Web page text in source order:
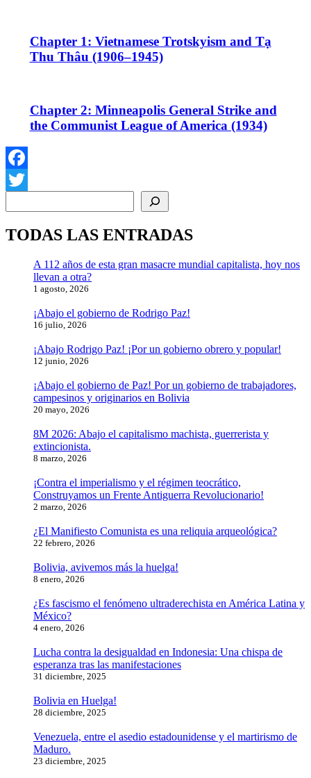
Chapter 1: Vietnamese Trotskyism and Tạ
Thu Thâu (1906–1945)
Chapter 2: Minneapolis General Strike and
the Communist League of America (1934)
Facebook
TODAS LAS ENTRADAS
A 112 años de esta gran masacre mundial capitalista, hoy nos
llevan a otra?
1 agosto, 2026
¡Abajo el gobierno de Rodrigo Paz!
16 julio, 2026
¡Abajo Rodrigo Paz! ¡Por un gobierno obrero y popular!
12 junio, 2026
¡Abajo el gobierno de Paz! Por un gobierno de trabajadores,
campesinos y originarios en Bolivia
20 mayo, 2026
8M 2026: Abajo el capitalismo machista, guerrerista y
extincionista.
8 marzo, 2026
¡Contra el imperialismo y el régimen teocrático,
Construyamos un Frente Antiguerra Revolucionario!
2 marzo, 2026
¿El Manifiesto Comunista es una reliquia arqueológica?
22 febrero, 2026
Bolivia, avivemos más la huelga!
8 enero, 2026
¿Es fascismo el fenómeno ultraderechista en América Latina y
México?
4 enero, 2026
Lucha contra la desigualdad en Indonesia: Una chispa de
esperanza tras las manifestaciones
31 diciembre, 2025
Bolivia en Huelga!
28 diciembre, 2025
Venezuela, entre el asedio estadounidense y el martirismo de
Maduro.
23 diciembre, 2025